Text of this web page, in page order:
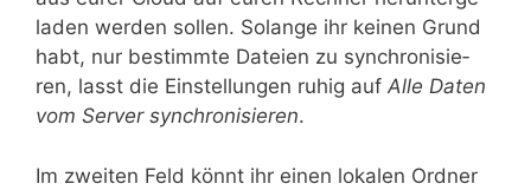
la­den wer­den sol­len. Solan­ge ihr kei­nen Grund
habt, nur bestimm­te Datei­en zu syn­chro­ni­sie­
ren, lasst die Ein­stel­lun­gen ruhig auf Alle Daten
vom Ser­ver syn­chro­ni­sie­ren.
Im zwei­ten Feld könnt ihr einen loka­len Ord­ner